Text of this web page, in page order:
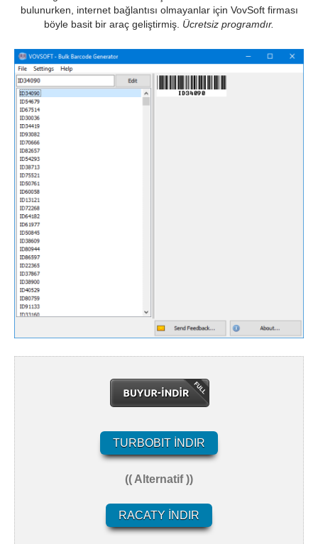
bulunurken, internet bağlantısı olmayanlar için VovSoft firması
böyle basit bir araç geliştirmiş. Ücretsiz programdır.
TURBOBIT İNDIR
(( Alternatif ))
RACATY İNDIR